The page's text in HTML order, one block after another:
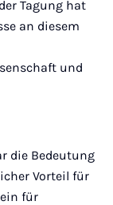
Tagung hat
an diesem
und
die Bedeutung
Vorteil für
für